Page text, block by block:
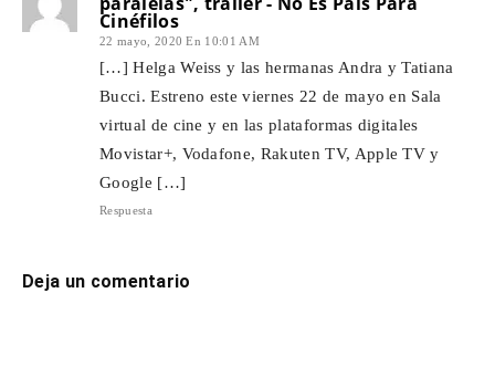
Cinéfilos
22 mayo, 2020 En 10:01 AM
[…] Helga Weiss y las hermanas Andra y Tatiana
Bucci. Estreno este viernes 22 de mayo en Sala
virtual de cine y en las plataformas digitales
Movistar+, Vodafone, Rakuten TV, Apple TV y
Google […]
Respuesta
Deja un comentario